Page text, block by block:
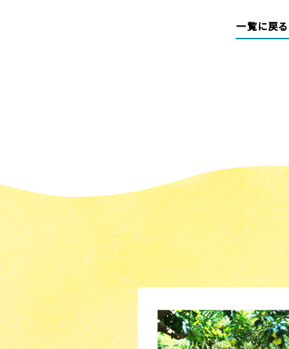
一覧に戻る